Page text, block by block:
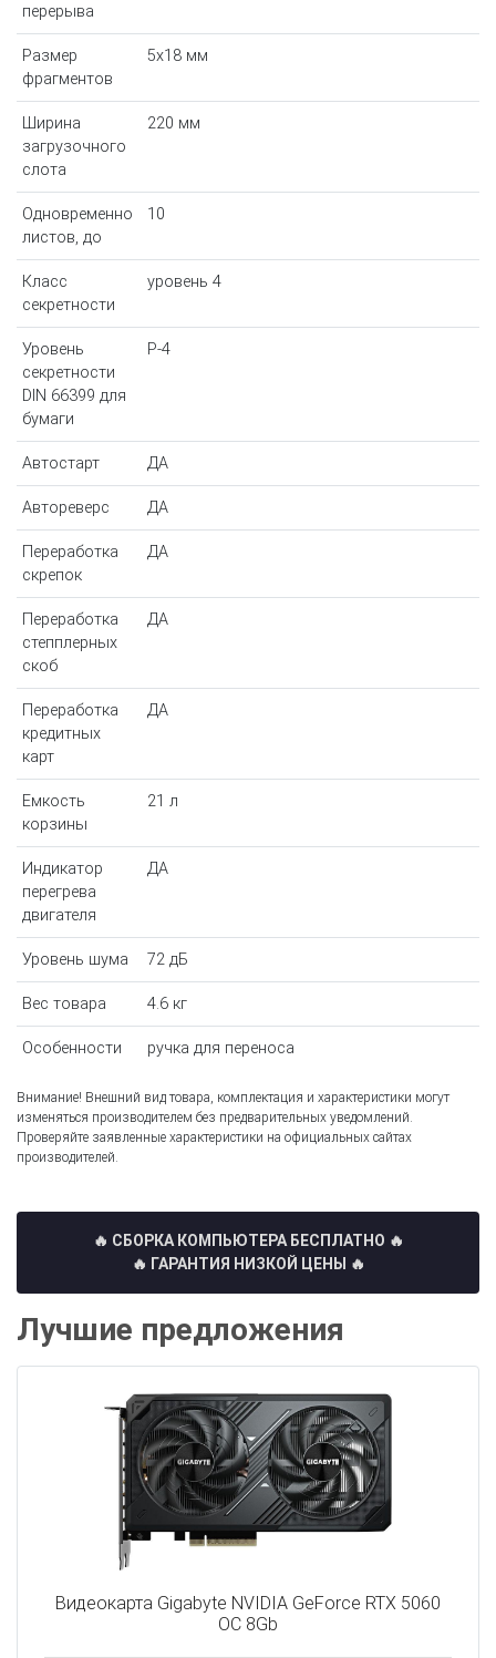
перерыва
Размер
фрагментов
5x18 мм
Ширина
загрузочного
слота
220 мм
Одновременно
листов, до
10
Класс
секретности
уровень 4
Уровень
секретности
DIN 66399 для
бумаги
P-4
Автостарт ДА
Автореверс ДА
Переработка
скрепок
ДА
Переработка
степплерных
скоб
ДА
Переработка
кредитных
карт
ДА
Емкость
корзины
21 л
Индикатор
перегрева
двигателя
ДА
Уровень шума 72 дБ
Вес товара 4.6 кг
Особенности ручка для переноса
Внимание! Внешний вид товара, комплектация и характеристики могут
изменяться производителем без предварительных уведомлений.
Проверяйте заявленные характеристики на официальных сайтах
производителей.
🔥 СБОРКА КОМПЬЮТЕРА БЕСПЛАТНО 🔥
🔥 ГАРАНТИЯ НИЗКОЙ ЦЕНЫ 🔥
Лучшие предложения
Видеокарта Gigabyte NVIDIA GeForce RTX 5060
OC 8Gb